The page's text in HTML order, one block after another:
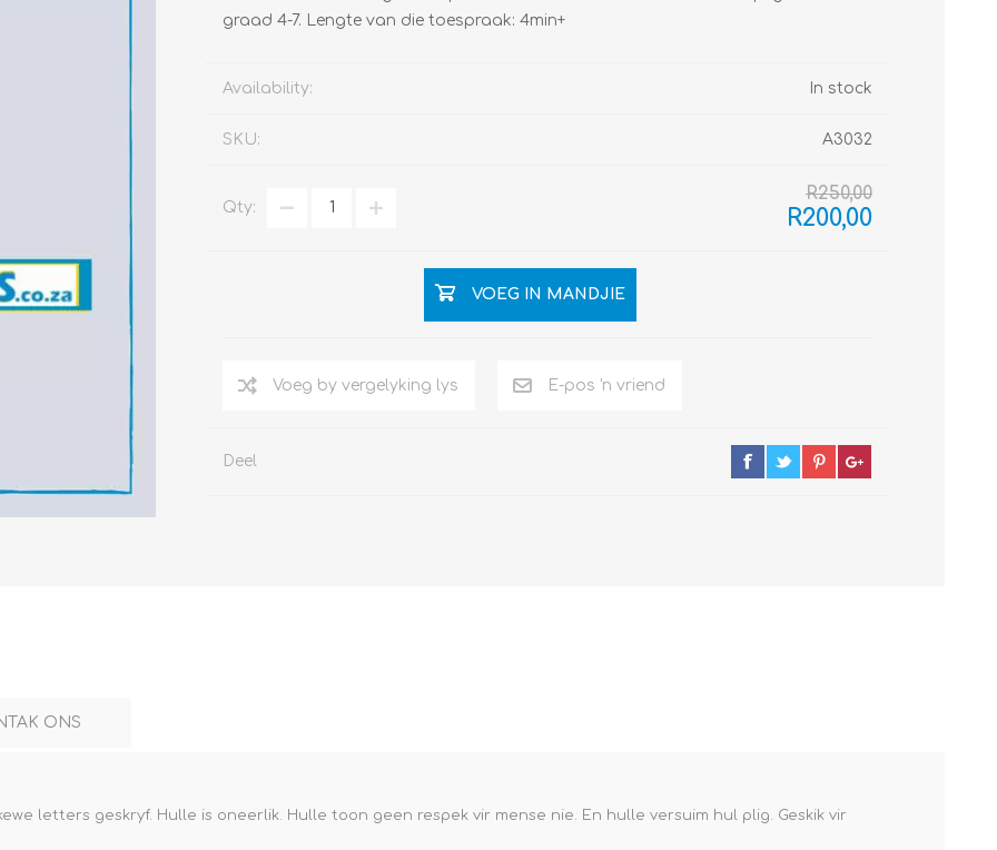
graad 4-7. Lengte van die toespraak: 4min+
Availability: In stock
SKU: A3032
R250,00
R200,00
Qty:
VOEG IN MANDJIE
Deel
ONS
letters geskryf. Hulle is oneerlik. Hulle toon geen respek vir mense nie. En hulle versuim hul plig. Geskik vir